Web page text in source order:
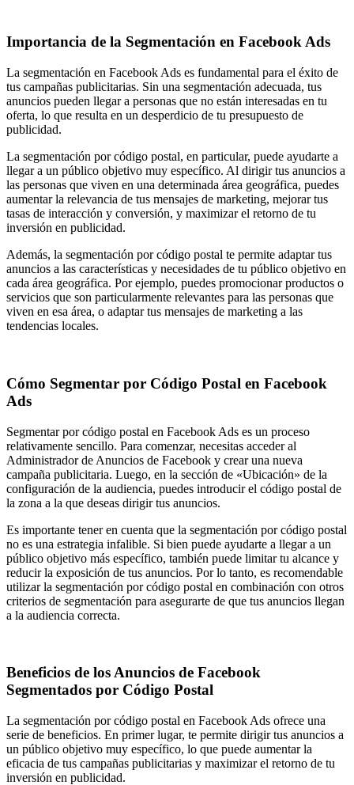
Importancia de la Segmentación en Facebook Ads
La segmentación en Facebook Ads es fundamental para el éxito de
tus campañas publicitarias. Sin una segmentación adecuada, tus
anuncios pueden llegar a personas que no están interesadas en tu
oferta, lo que resulta en un desperdicio de tu presupuesto de
publicidad.
La segmentación por código postal, en particular, puede ayudarte a
llegar a un público objetivo muy específico. Al dirigir tus anuncios a
las personas que viven en una determinada área geográfica, puedes
aumentar la relevancia de tus mensajes de marketing, mejorar tus
tasas de interacción y conversión, y maximizar el retorno de tu
inversión en publicidad.
Además, la segmentación por código postal te permite adaptar tus
anuncios a las características y necesidades de tu público objetivo en
cada área geográfica. Por ejemplo, puedes promocionar productos o
servicios que son particularmente relevantes para las personas que
viven en esa área, o adaptar tus mensajes de marketing a las
tendencias locales.
Cómo Segmentar por Código Postal en Facebook
Ads
Segmentar por código postal en Facebook Ads es un proceso
relativamente sencillo. Para comenzar, necesitas acceder al
Administrador de Anuncios de Facebook y crear una nueva
campaña publicitaria. Luego, en la sección de «Ubicación» de la
configuración de la audiencia, puedes introducir el código postal de
la zona a la que deseas dirigir tus anuncios.
Es importante tener en cuenta que la segmentación por código postal
no es una estrategia infalible. Si bien puede ayudarte a llegar a un
público objetivo más específico, también puede limitar tu alcance y
reducir la exposición de tus anuncios. Por lo tanto, es recomendable
utilizar la segmentación por código postal en combinación con otros
criterios de segmentación para asegurarte de que tus anuncios llegan
a la audiencia correcta.
Beneficios de los Anuncios de Facebook
Segmentados por Código Postal
La segmentación por código postal en Facebook Ads ofrece una
serie de beneficios. En primer lugar, te permite dirigir tus anuncios a
un público objetivo muy específico, lo que puede aumentar la
eficacia de tus campañas publicitarias y maximizar el retorno de tu
inversión en publicidad.